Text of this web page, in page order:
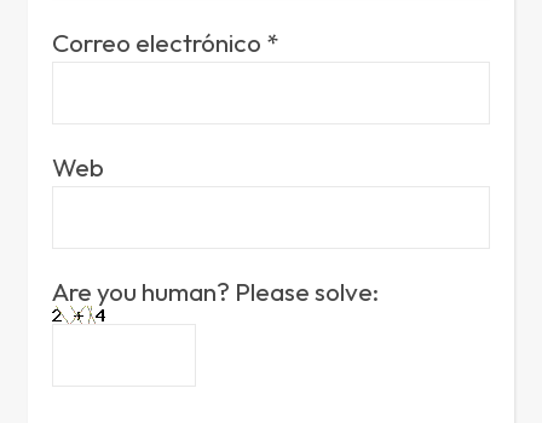
Correo electrónico *
Web
Are you human? Please solve: